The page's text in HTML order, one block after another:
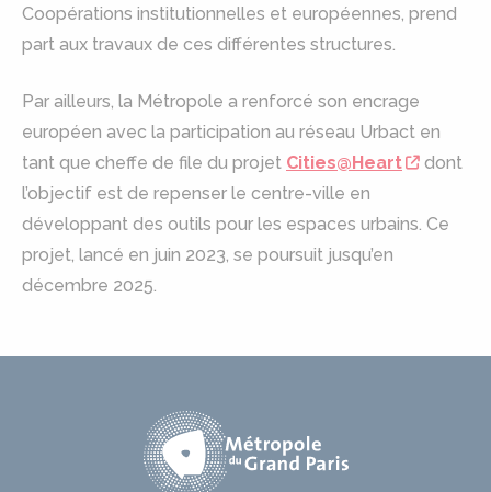
Coopérations institutionnelles et européennes, prend
part aux travaux de ces différentes structures.
Par ailleurs, la Métropole a renforcé son encrage
européen avec la participation au réseau Urbact en
tant que cheffe de file du projet Cities@Heart
dont
l’objectif est de repenser le centre-ville en
développant des outils pour les espaces urbains. Ce
projet, lancé en juin 2023, se poursuit jusqu’en
décembre 2025.